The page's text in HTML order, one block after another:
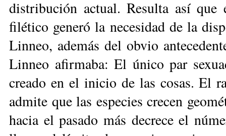
distribución actual. Resulta así
filético generó la necesidad de la
Linneo, además del obvio
Linneo afirmaba: El único par
creado en el inicio de las cosas. El
admite que las especies crecen
hacia el pasado más decrece el